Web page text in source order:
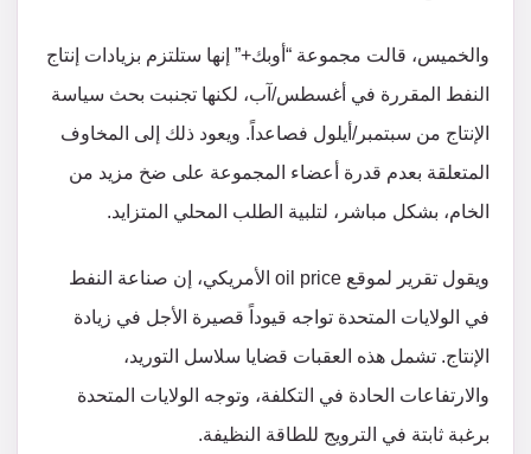
والخميس، قالت مجموعة “أوبك+” إنها ستلتزم بزيادات إنتاج
النفط المقررة في أغسطس/آب، لكنها تجنبت بحث سياسة
الإنتاج من سبتمبر/أيلول فصاعداً. ويعود ذلك إلى المخاوف
المتعلقة بعدم قدرة أعضاء المجموعة على ضخ مزيد من
الخام، بشكل مباشر، لتلبية الطلب المحلي المتزايد.
ويقول تقرير لموقع oil price الأمريكي، إن صناعة النفط
في الولايات المتحدة تواجه قيوداً قصيرة الأجل في زيادة
الإنتاج. تشمل هذه العقبات قضايا سلاسل التوريد،
والارتفاعات الحادة في التكلفة، وتوجه الولايات المتحدة
برغبة ثابتة في الترويج للطاقة النظيفة.